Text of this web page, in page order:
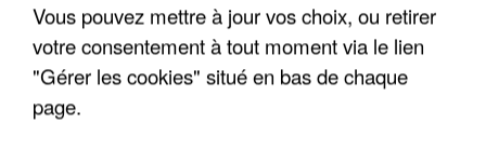
APRÈS TOUTES CES CANICULES, LES REFUGES
DE FAUNE SAUVAGE SONT...
Vous pouvez mettre à jour vos choix, ou retirer
votre consentement à tout moment via le lien
"Gérer les cookies" situé en bas de chaque
page.